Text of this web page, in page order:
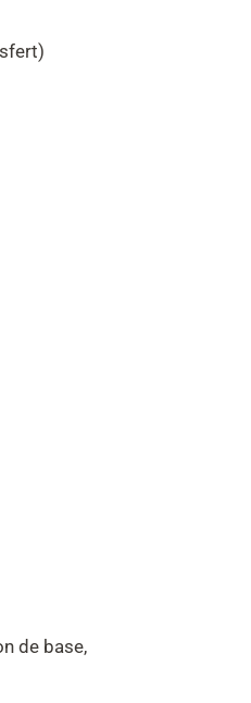
de base,